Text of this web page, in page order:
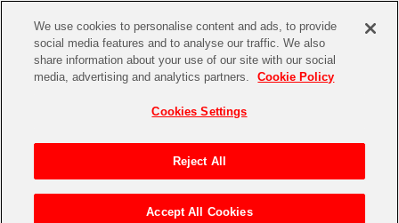
We use cookies to personalise content and ads, to provide
social media features and to analyse our traffic. We also
share information about your use of our site with our social
media, advertising and analytics partners.
Cookie Policy
Cookies Settings
Reject All
Accept All Cookies